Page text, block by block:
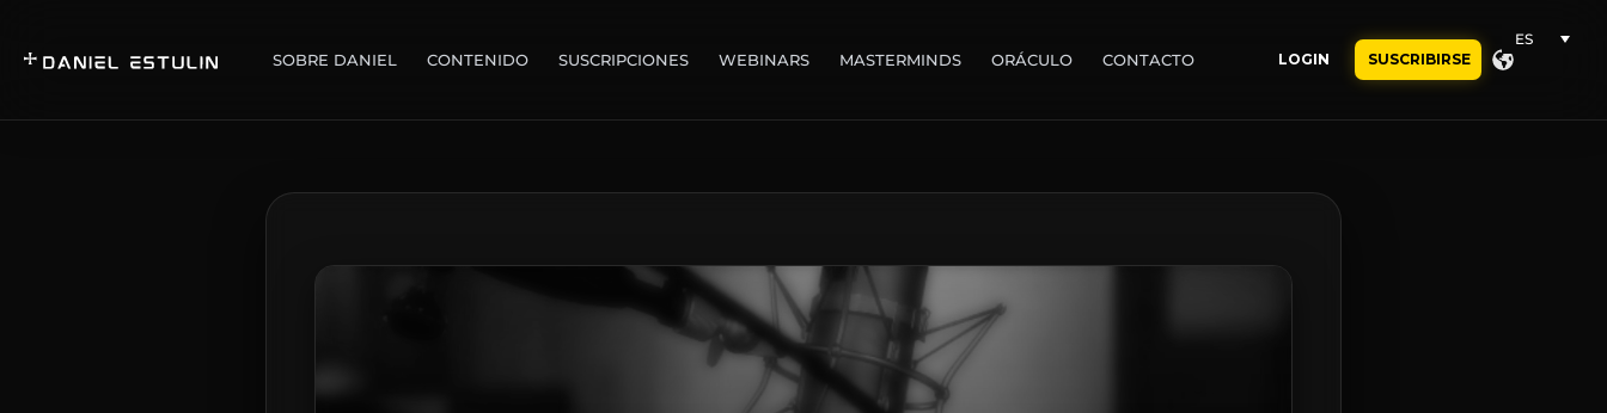
SOBRE DANIEL CONTENIDO SUSCRIPCIONES WEBINARS MASTERMINDS ORÁCULO CONTACTO LOGIN SUSCRIBIRSE
ES